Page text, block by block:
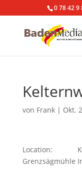
0 78 42 9
von Frank| Okt.
Location:
Grenzsägmühle